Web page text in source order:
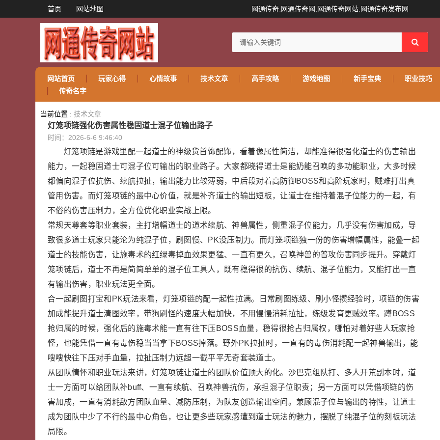
首页 网站地图 网通传奇,网通传奇网,网通传奇网站,网通传奇发布网
网站首页 玩家心得 心情故事 技术文章 高手攻略 游戏地图 新手宝典
职业技巧
传奇名字
当前位置 : 技术文章
灯笼项链强化伤害属性稳固道士混子位输出路子
时间：2026-6-6 9:46:40
灯笼项链是游戏里配一起道士的神级货首饰配饰，看着像属性简洁，却能准得很强化道士的伤害输出
能力，一起稳固道士可混子位可输出的职业路子。大家都晓得道士是能奶能召唤的多功能职业，大多时候
都偏向混子位抗伤、续航拉扯，输出能力比较薄弱，中后段对着高防御BOSS和高阶玩家时，贼难打出真
管用伤害。而灯笼项链的最中心价值，就是补齐道士的输出短板，让道士在维持着混子位能力的一起，有
不俗的伤害压制力，全方位优化职业实战上限。
常规天尊套等职业套装，主打增幅道士的道术续航、神兽属性，侧重混子位能力，几乎没有伤害加成，导
致很多道士玩家只能沦为纯混子位，刷图慢、PK没压制力。而灯笼项链独一份的伤害增幅属性，能叠一起
道士的技能伤害，让施毒术的红绿毒掉血效果更猛、一直有更久，召唤神兽的普攻伤害同步提升。穿戴灯
笼项链后，道士不再是简简单单的混子位工具人，既有稳得很的抗伤、续航、混子位能力，又能打出一直
有输出伤害，职业玩法更全面。
合一起刷图打宝和PK玩法来看，灯笼项链的配一起性拉满。日常刷图练级、刷小怪攒经验时，项链的伤害
加成能提升道士清图效率，带狗刷怪的速度大幅加快，不用慢慢消耗拉扯，练级发育更贼效率。蹲BOSS
抢归属的时候，强化后的施毒术能一直有往下压BOSS血量，稳得很抢占归属权，哪怕对着好些人玩家抢
怪，也能凭借一直有毒伤稳当当拿下BOSS掉落。野外PK拉扯时，一直有的毒伤消耗配一起神兽输出，能
嗖嗖快往下压对手血量，拉扯压制力远超一截平平无奇套装道士。
从团队情怀和职业玩法来讲，灯笼项链让道士的团队价值顶大的化。沙巴克组队打、多人开荒副本时，道
士一方面可以给团队补buff、一直有续航、召唤神兽抗伤，承担混子位职责；另一方面可以凭借项链的伤
害加成，一直有消耗敌方团队血量、减防压制，为队友创造输出空间。兼顾混子位与输出的特性，让道士
成为团队中少了不行的最中心角色，也让更多些玩家感遭到道士玩法的魅力，摆脱了纯混子位的刻板玩法
局限。